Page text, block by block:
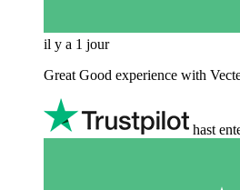
il y a 1 jour
Great Good experience with
hast